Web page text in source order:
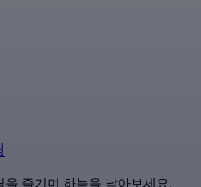
즐기며 하늘을 날아보세요.